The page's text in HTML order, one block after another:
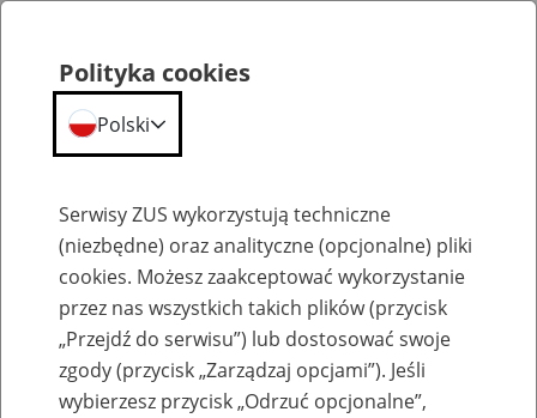
Przepraszamy,
podana strona nie została znaleziona.
Błąd 404
Polityka cookies
Polski
Serwisy ZUS wykorzystują techniczne
(niezbędne) oraz analityczne (opcjonalne) pliki
cookies. Możesz zaakceptować wykorzystanie
przez nas wszystkich takich plików (przycisk
„Przejdź do serwisu”) lub dostosować swoje
zgody (przycisk „Zarządzaj opcjami”). Jeśli
wybierzesz przycisk „Odrzuć opcjonalne”,